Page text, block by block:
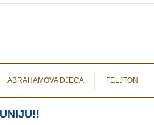
ABRAHAMOVA DJECA FELJTON